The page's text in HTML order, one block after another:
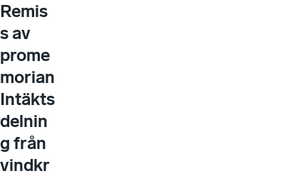
Remis
s av
prome
morian
Intäkts
delnin
g från
vindkr